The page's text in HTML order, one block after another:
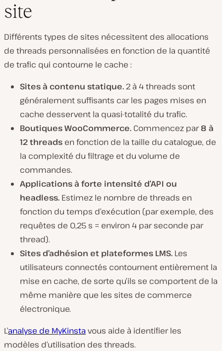
site
Différents types de sites nécessitent des allocations
de threads personnalisées en fonction de la quantité
de trafic qui contourne le cache :
Sites à contenu statique.2 à 4 threads sont
généralement suffisants car les pages mises en
cache desservent la quasi-totalité du trafic.
Boutiques WooCommerce. Commencez par8 à
12 threads en fonction de la taille du catalogue, de
la complexité du filtrage et du volume de
commandes.
Applications à forte intensité d’API ou
headless. Estimez le nombre de threads en
fonction du temps d’exécution (par exemple, des
requêtes de 0,25 s = environ 4 par seconde par
thread).
Sites d’adhésion et plateformes LMS. Les
utilisateurs connectés contournent entièrement la
mise en cache, de sorte qu’ils se comportent de la
même manière que les sites de commerce
électronique.
L’analyse de MyKinstavous aide à identifier les
modèles d’utilisation des threads.